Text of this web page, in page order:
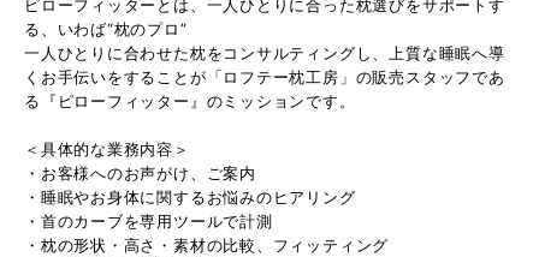
ピローフィッターとは、一人ひとりに合った枕選びをサポートす
る、いわば“枕のプロ”
一人ひとりに合わせた枕をコンサルティングし、上質な睡眠へ導
くお手伝いをすることが「ロフテー枕工房」の販売スタッフであ
る『ピローフィッター』のミッションです。
＜具体的な業務内容＞
・お客様へのお声がけ、ご案内
・睡眠やお身体に関するお悩みのヒアリング
・首のカーブを専用ツールで計測
・枕の形状・高さ・素材の比較、フィッティング